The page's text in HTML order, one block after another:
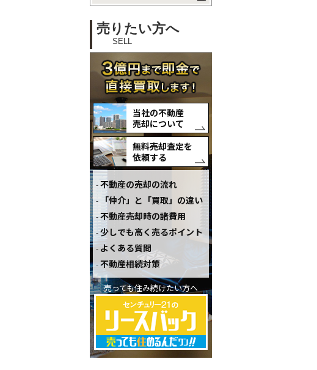
売りたい方へ
SELL
当社の不動産
売却について
無料売却査定を
依頼する
不動産の売却の流れ
「仲介」と「買取」の違い
不動産売却時の諸費用
少しでも高く売るポイント
よくある質問
不動産相続対策
売っても住み続けたい方へ